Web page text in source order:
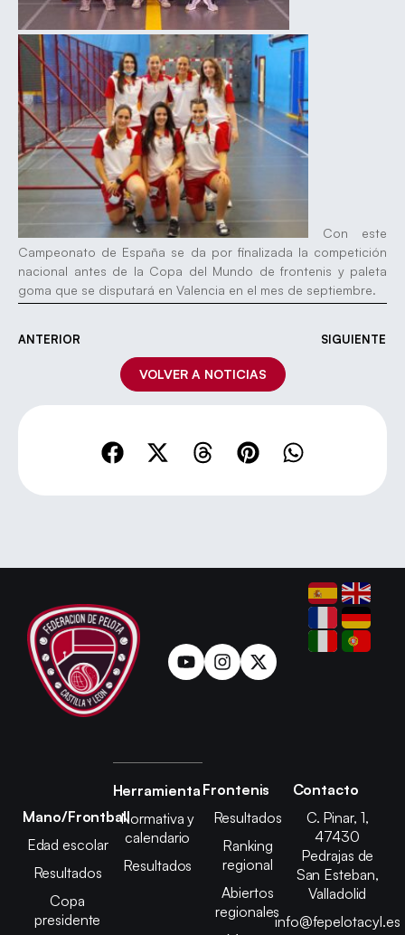
Con este
Campeonato de España se da por finalizada la competición
nacional antes de la Copa del Mundo de frontenis y paleta
goma que se disputará en Valencia en el mes de septiembre.
ANTERIOR SIGUIENTE
VOLVER A NOTICIAS
Mano/Frontball
Edad escolar
Resultados
Copa
presidente
Herramienta
Normativa y
calendario
Resultados
Frontenis
Resultados
Ranking
regional
Abiertos
regionales
Contacto
C. Pinar, 1,
47430
Pedrajas de
San Esteban,
Valladolid
info@fepelotacyl.es